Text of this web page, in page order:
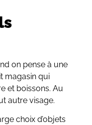
on pense à une
magasin qui
et boissons. Au
autre visage.
choix d’objets